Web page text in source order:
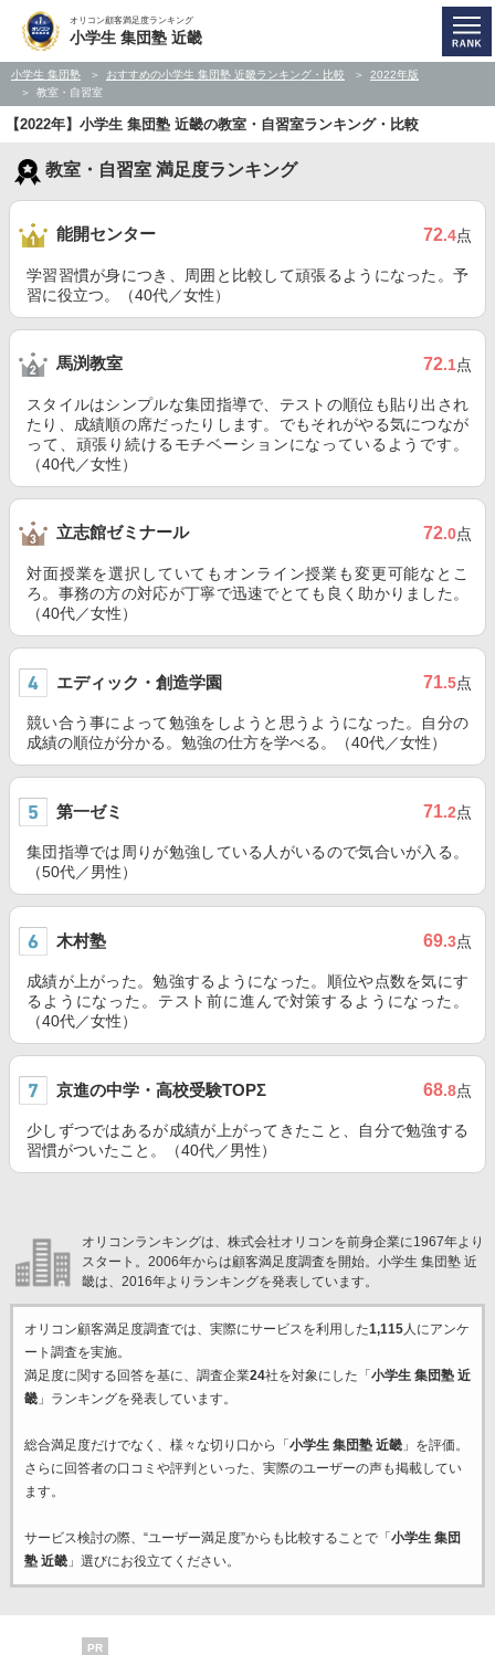
オリコン顧客満足度ランキング
小学生 集団塾 近畿
小学生 集団塾 おすすめの小学生 集団塾 近畿ランキング・比較
2022年版
教室・自習室
【2022年】小学生 集団塾 近畿の教室・自習室ランキング・比較
教室・自習室 満足度ランキング
能開センター 72.4点
学習習慣が身につき、周囲と比較して頑張るようになった。予
習に役立つ。（40代／女性）
馬渕教室 72.1点
スタイルはシンプルな集団指導で、テストの順位も貼り出され
たり、成績順の席だったりします。でもそれがやる気につなが
って、頑張り続けるモチベーションになっているようです。
（40代／女性）
立志館ゼミナール 72.0点
対面授業を選択していてもオンライン授業も変更可能なとこ
ろ。事務の方の対応が丁寧で迅速でとても良く助かりました。
（40代／女性）
エディック・創造学園 71.5点
競い合う事によって勉強をしようと思うようになった。自分の
成績の順位が分かる。勉強の仕方を学べる。（40代／女性）
第一ゼミ 71.2点
集団指導では周りが勉強している人がいるので気合いが入る。
（50代／男性）
木村塾 69.3点
成績が上がった。勉強するようになった。順位や点数を気にす
るようになった。テスト前に進んで対策するようになった。
（40代／女性）
京進の中学・高校受験TOPΣ 68.8点
少しずつではあるが成績が上がってきたこと、自分で勉強する
習慣がついたこと。（40代／男性）
オリコンランキングは、株式会社オリコンを前身企業に1967年より
スタート。2006年からは顧客満足度調査を開始。小学生 集団塾 近
畿は、2016年よりランキングを発表しています。
オリコン顧客満足度調査では、実際にサービスを利用した1,115人にアンケ
ート調査を実施。
満足度に関する回答を基に、調査企業24社を対象にした「 小学生 集団塾 近
畿」ランキングを発表しています。
総合満足度だけでなく、様々な切り口から「 小学生 集団塾 近畿」を評価。
さらに回答者の口コミや評判といった、実際のユーザーの声も掲載してい
ます。
サービス検討の際、“ユーザー満足度”からも比較することで「 小学生 集団
塾 近畿」選びにお役立てください。
PR